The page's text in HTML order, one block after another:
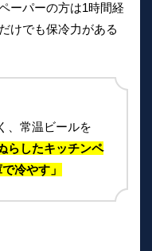
ーパーの方は1時間経
けでも保冷力がある
、常温ビールを
らしたキッチンペ
冷やす」